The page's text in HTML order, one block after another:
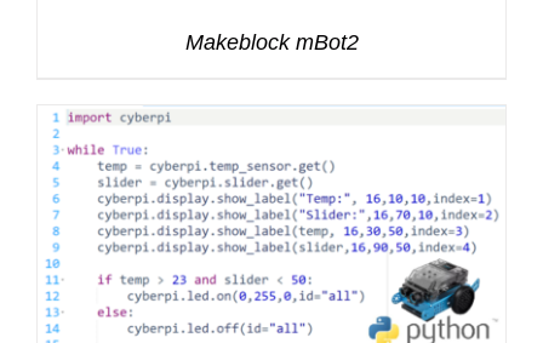
Makeblock mBot2